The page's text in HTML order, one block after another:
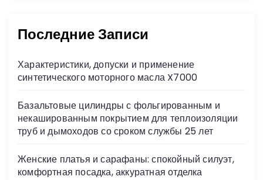
Последние Записи
Характеристики, допуски и применение
синтетического моторного масла X7000
Базальтовые цилиндры с фольгированным и
некашированным покрытием для теплоизоляции
труб и дымоходов со сроком службы 25 лет
Женские платья и сарафаны: спокойный силуэт,
комфортная посадка, аккуратная отделка